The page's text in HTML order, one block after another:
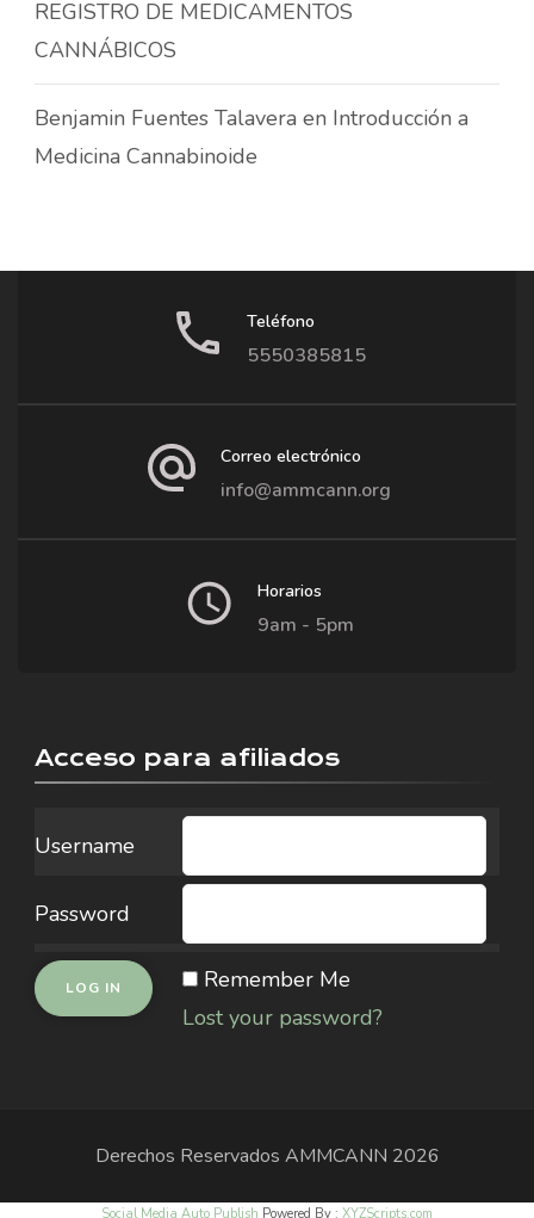
REGISTRO DE MEDICAMENTOS
CANNÁBICOS
Benjamin Fuentes Talavera en Introducción a
Medicina Cannabinoide
Teléfono
5550385815
Correo electrónico
info@ammcann.org
Horarios
9am - 5pm
Acceso para afiliados
Username
Password
Remember Me
Lost your password?
Derechos Reservados AMMCANN 2026
Social Media Auto Publish Powered By : XYZScripts.com